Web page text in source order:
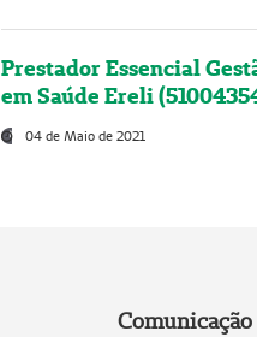
Prestador Essencial
em Saúde Ereli
04 de Maio de 2021
Comunicação